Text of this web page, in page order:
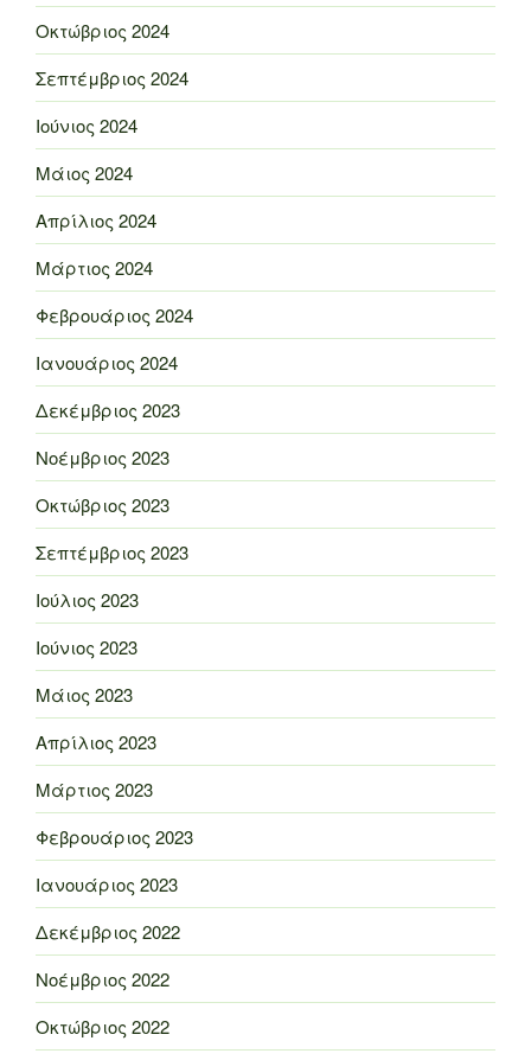
Οκτώβριος 2024
Σεπτέμβριος 2024
Ιούνιος 2024
Μάιος 2024
Απρίλιος 2024
Μάρτιος 2024
Φεβρουάριος 2024
Ιανουάριος 2024
Δεκέμβριος 2023
Νοέμβριος 2023
Οκτώβριος 2023
Σεπτέμβριος 2023
Ιούλιος 2023
Ιούνιος 2023
Μάιος 2023
Απρίλιος 2023
Μάρτιος 2023
Φεβρουάριος 2023
Ιανουάριος 2023
Δεκέμβριος 2022
Νοέμβριος 2022
Οκτώβριος 2022